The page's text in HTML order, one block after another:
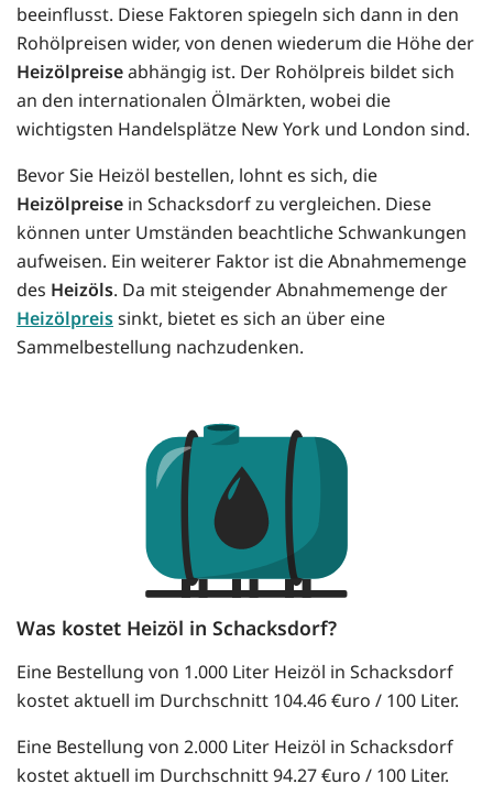
beeinflusst. Diese Faktoren spiegeln sich dann in den
Rohölpreisen wider, von denen wiederum die Höhe der
Heizölpreiseabhängig ist. Der Rohölpreis bildet sich
an den internationalen Ölmärkten, wobei die
wichtigsten Handelsplätze New York und London sind.
Bevor Sie Heizöl bestellen, lohnt es sich, die
Heizölpreise in Schacksdorf zu vergleichen. Diese
können unter Umständen beachtliche Schwankungen
aufweisen. Ein weiterer Faktor ist die Abnahmemenge
des Heizöls. Da mit steigender Abnahmemenge der
Heizölpreissinkt, bietet es sich an über eine
Sammelbestellung nachzudenken.
Was kostet Heizöl in Schacksdorf?
Eine Bestellung von 1.000 Liter Heizöl in Schacksdorf
kostet aktuell im Durchschnitt 104.46 €uro / 100 Liter.
Eine Bestellung von 2.000 Liter Heizöl in Schacksdorf
kostet aktuell im Durchschnitt 94.27 €uro / 100 Liter.